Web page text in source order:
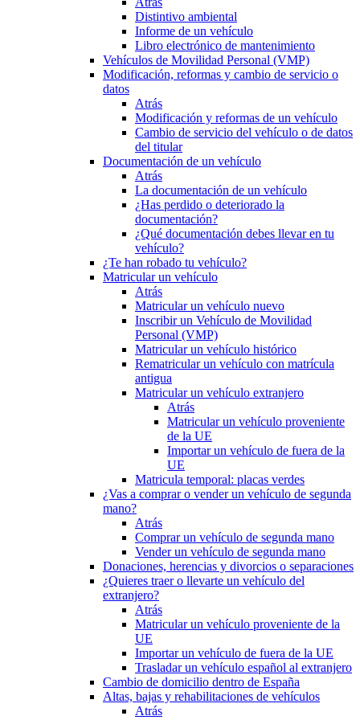
Distintivo ambiental
Informe de un vehículo
Libro electrónico de mantenimiento
Vehículos de Movilidad Personal (VMP)
Modificación, reformas y cambio de servicio o
datos
Atrás
Modificación y reformas de un vehículo
Cambio de servicio del vehículo o de datos
del titular
Documentación de un vehículo
Atrás
La documentación de un vehículo
¿Has perdido o deteriorado la
documentación?
¿Qué documentación debes llevar en tu
vehículo?
¿Te han robado tu vehículo?
Matricular un vehículo
Atrás
Matricular un vehículo nuevo
Inscribir un Vehículo de Movilidad
Personal (VMP)
Matricular un vehículo histórico
Rematricular un vehículo con matrícula
antigua
Matricular un vehículo extranjero
Atrás
Matricular un vehículo proveniente
de la UE
Importar un vehículo de fuera de la
UE
Matricula temporal: placas verdes
¿Vas a comprar o vender un vehículo de segunda
mano?
Atrás
Comprar un vehículo de segunda mano
Vender un vehículo de segunda mano
Donaciones, herencias y divorcios o separaciones
¿Quieres traer o llevarte un vehículo del
extranjero?
Atrás
Matricular un vehículo proveniente de la
UE
Importar un vehículo de fuera de la UE
Trasladar un vehículo español al extranjero
Cambio de domicilio dentro de España
Altas, bajas y rehabilitaciones de vehículos
Atrás